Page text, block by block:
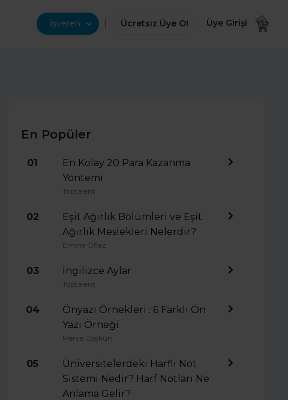
İşveren | Ücretsiz Üye Ol Üye Girişi
En Popüler
01
En Kolay 20 Para Kazanma
Yöntemi
Toptalent
02
Eşit Ağırlık Bölümleri ve Eşit
Ağırlık Meslekleri Nelerdir?
Emine Oflaz
03 İngilizce Aylar
Toptalent
04
Önyazı Örnekleri : 6 Farklı Ön
Yazı Örneği
Merve Coşkun
05
Üniversitelerdeki Harfli Not
Sistemi Nedir? Harf Notları Ne
Anlama Gelir?